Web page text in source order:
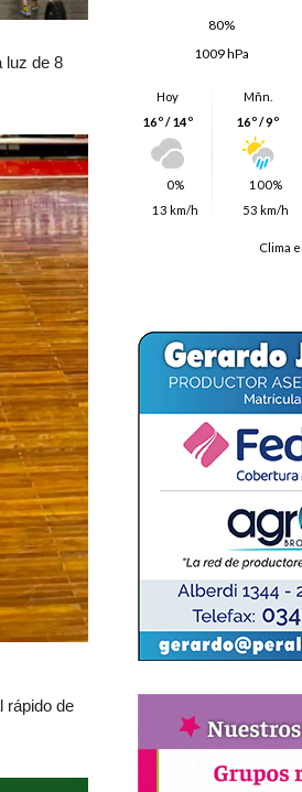
luz de 8
rápido de
80%
1009 hPa
Hoy
16º / 14º
0%
13 km/h
Mñn.
16º / 9º
100%
53 km/h
Clima